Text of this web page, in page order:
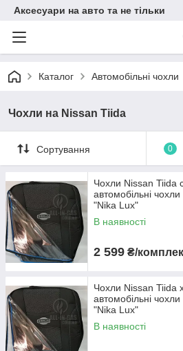
Аксесуари на авто та не тільки
Каталог Автомобільні чохли
Чохли на Nissan Tiida
Сортування 0
Чохли Nissan Tiida
автомобільні
"Nika Lux"
В наявності
2 599 ₴/
Чохли Nissan Tiida
автомобільні
"Nika Lux"
В наявності